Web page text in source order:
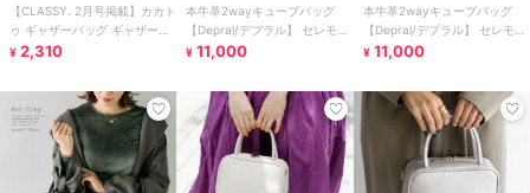
【CLASSY. 2月号掲載】カカト
ゥ ギャザーバッグ ギャザーハ
ンドル2wayバッグ
¥ 2,310
本牛革2wayキューブバッグ
【Depral/デプラル】 セレモニ
ー向け
¥ 11,000
本牛革2wayキューブバッグ
【Depral/デプラル】 セレモニ
ー向け
¥ 11,000